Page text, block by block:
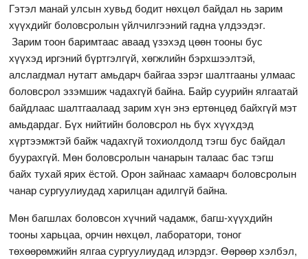
Гэтэл манай улсын хувьд бодит нөхцөл байдал нь зарим
хүүхдийг боловсролын үйлчилгээний гадна үлдээдэг.
Зарим тоон баримтаас аваад үзэхэд цөөн тооны бус
хүүхэд иргэний бүртгэлгүй, хөгжлийн бэрхшээлтэй,
алслагдмал нутагт амьдарч байгаа зэрэг шалтгааны улмаас
боловсрол эзэмшиж чадахгүй байна. Байр суурийн ялгаатай
байдлаас шалтгаалаад зарим хүн энэ ертөнцөд байхгүй мэт
амьдардаг. Бүх нийтийн боловсрол нь бүх хүүхдэд
хүртээмжтэй байж чадахгүй тохиолдолд тэгш бус байдал
буурахгүй. Мөн боловсролын чанарын талаас бас тэгш
байх тухай ярих ёстой. Орон зайнаас хамаарч боловсролын
чанар сургуулиудад харилцан адилгүй байна.
Мөн багшлах боловсон хүчний чадамж, багш-хүүхдийн
тооны харьцаа, орчин нөхцөл, лаборатори, тоног
төхөөрөмжийн ялгаа сургуулиудад илэрдэг. Өөрөөр хэлбэл,